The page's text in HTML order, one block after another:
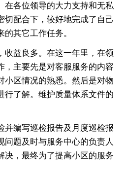
在各位领导的大力支持和无私
切配合下，较好地完成了自己
其它工作任务。
收益良多。在这一年里，在领
，主要先是对客服服务的内容
小区情况的熟悉。然后是对物
行了解。维护质量体系文件的
并编写巡检报告及月度巡检报
问题及时与服务中心的负责人
决，最终为了提高小区的服务